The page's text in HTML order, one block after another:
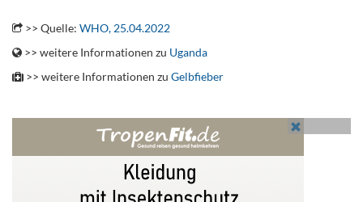
>> Quelle: WHO, 25.04.2022
>> weitere Informationen zu Uganda
>> weitere Informationen zu Gelbfieber